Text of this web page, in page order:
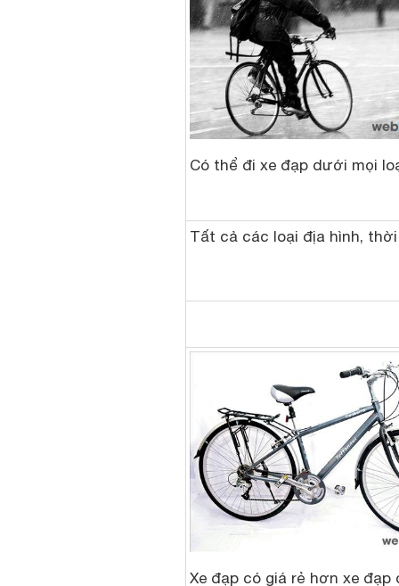
Có thể đi xe đạp dưới mọi
Tất cả các loại địa hình,
Xe đạp có giá rẻ hơn xe đạp